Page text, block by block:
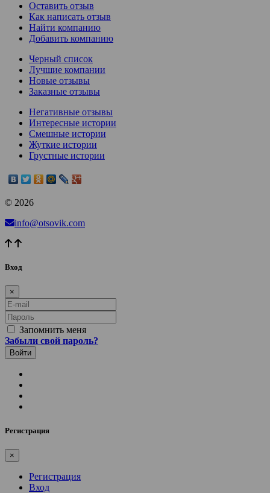
Оставить отзыв
Как написать отзыв
Найти компанию
Добавить компанию
Черный список
Лучшие компании
Новые отзывы
Заказные отзывы
Негативные отзывы
Интересные истории
Смешные истории
Жуткие истории
Грустные истории
© 2026
info@otsovik.com
Вход
×
E-mail
Пароль
Запомнить меня
Забыли свой пароль?
Регистрация
×
Регистрация
Вход